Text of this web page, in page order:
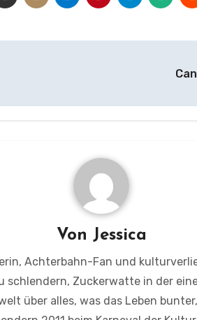
Von Jessica
Achterbahn-Fan und
schlendern, Zuckerwatte in der
über alles, was das Leben